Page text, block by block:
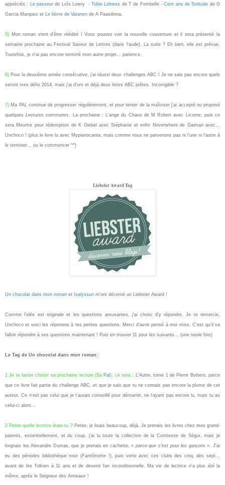
appréciés :
Le passeur de Loîs Lowry -Tobie Lolness de T de Fombelle -Cent ans de Solitude de G
Garcia Marquez et
Le lièvre de Vatanen de A Paasilinna.
5) Mon roman vient d'être réédité ! Vous pouvez voir la nouvelle couverture et il sera présenté la
semaine prochaine au Festival Saveur de Lettres (dans l'aude). La suite ? Eh bien, elle est prévue.
Toutefois, je n'ai pas encore terminé mon autre projet... patience.
6) Pour la deuxième année consécutive, j'ai réussi deux challenges ABC ! Je ne sais pas encore quels
seront mes défis 2014, mais j'ai d'ors et déjà deux listes ABC prêtes. Incorrigible ?
7) Ma PAL continue de progresser régulièrement, et pour tenter de la maîtriser j'ai accepté ou proposé
quelquesLectures communes
. La prochaine : L'ange du Chaos de M Robert avec Licorne, puis ce
sera Meurtre pour rédemption de K Giebel avec Stéphanie et enfin Neverwhere de Gaiman avec...
Unchoco ! (plus le livre lu avec Mypianocanta, mais comme nous ne parvenons pas ni l'une ni l'autre à
le terminer... ou le commencer ^^)
Liebster Award Tag
Un chocolat dans mon roman et Isalyssun m'ont décerné un Liebster Award !
Comme l'idée est originale et les questions amusantes, j'ai choisi d'y répondre. Je te remercie,
Unchoco et voici les réponses à tes petites questions. Merci d'avoir pensé à moi miss. C'est qu'il va
falloir répondre à ses questions maintenant ! Puis en trouver 11 pour les suivants... (une seule fois)
Le Tag de Un chocolat dans mon roman:
1 Je te laisse choisir sa prochaine lecture (Sa Pal), ce sera : L'Autre, tome 1 de Pierre Bottero, parce
que ce livre fait partie du challenge ABC, et que je sais que tu ne connais pas encore la plume de cet
auteur. Ce n'est pas celui que je t'aurais conseillé pour démarrer, ne l'ayant pas encore lu, mais tu as
celui-ci alors...
2 Petite quelle lectrice étais-tu ?Petite, je lisais beaucoup, déjà. Je prenais les livres chez mes grand-
parents, essentiellement, et du coup, j'ai lu toute la collection de la Comtesse de Ségur, mais je
lorgnais les Alexandre Dumas, que je prenais en cachette, « parce que c'est pour les garçons ».J'ai
eu des périodes bibliothèque rose (Fantômette !), puis verte avec ces clubs des cinq, des sept...
avant de lire Tolkien à 11 ans et de devenir fan inconditionnelle. Ma vie de lectrice n'a plus été la
même, après le Seigneur des Anneaux !